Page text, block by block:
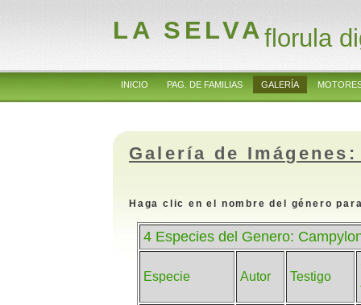
LA SELVAflorula
INICIO PAG. DE FAMILIAS GALERÍA
Galería de
Haga clic en el nombre del género
4 Especies del Genero:
Especie Autor Testigo